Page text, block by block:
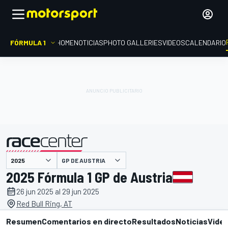
FÓRMULA 1 HOMENOTICIASPHOTO GALLERIESVIDEOSCALENDARIO
presentado por GP DE AUSTRIA
2025 Fórmula 1 GP de Austria
26 jun 2025 al 29 jun 2025
Red Bull Ring, AT
ResumenComentarios en directoResultadosNoticias